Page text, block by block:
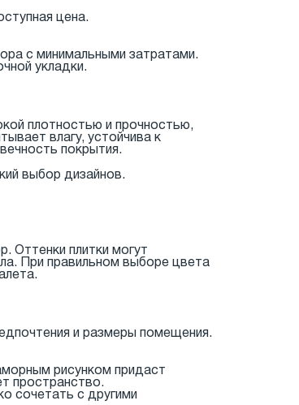
цена.
с минимальными затратами.
укладки.
плотностью и прочностью,
влагу, устойчива к
покрытия.
выбор дизайнов.
Оттенки плитки могут
При правильном выборе цвета
и размеры помещения.
рисунком придаст
пространство.
сочетать с другими